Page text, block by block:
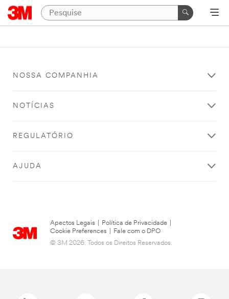
NOSSA COMPANHIA
NOTÍCIAS
REGULATÓRIO
AJUDA
Apectos Legais Política de Privacidade
Cookie Preferences
Fale com o DPO
© 3M 2026. Todos os Direitos Reservados.